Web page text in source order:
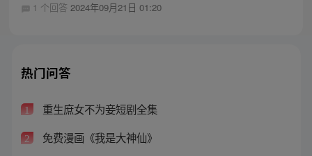
1 个回答 2024年09月21日 01:20
热门问答
1 重生庶女不为妾短剧全集
2 免费漫画《我是大神仙》